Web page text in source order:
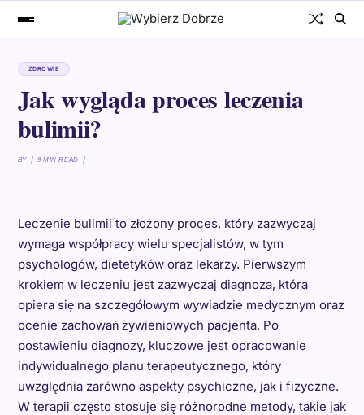
ZDROWIE
Jak wygląda proces leczenia
bulimii?
BY 9 MIN READ
Leczenie bulimii to złożony proces, który zazwyczaj
wymaga współpracy wielu specjalistów, w tym
psychologów, dietetyków oraz lekarzy. Pierwszym
krokiem w leczeniu jest zazwyczaj diagnoza, która
opiera się na szczegółowym wywiadzie medycznym oraz
ocenie zachowań żywieniowych pacjenta. Po
postawieniu diagnozy, kluczowe jest opracowanie
indywidualnego planu terapeutycznego, który
uwzględnia zarówno aspekty psychiczne, jak i fizyczne.
W terapii często stosuje się różnorodne metody, takie jak